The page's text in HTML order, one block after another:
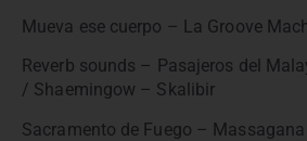
Mueva ese cuerpo – La Groove
Reverb sounds – Pasajeros del
/ Shaemingow – Skalibir
Sacramento de Fuego –